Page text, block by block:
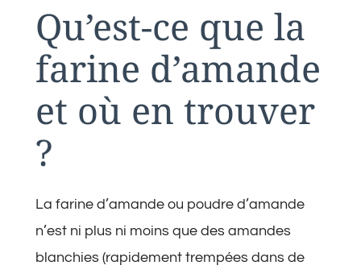
Qu’est-ce que la
farine d’amande
et où en trouver
?
La farine d’amande ou poudre d’amande
n’est ni plus ni moins que des amandes
blanchies (rapidement trempées dans de